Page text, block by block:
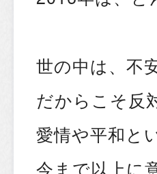
世の中は、不
だからこそ反
愛情や平和と
今まで以上に